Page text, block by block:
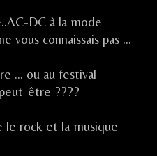
on DC à la mode
vous connaissais pas …
… ou au festival
être ????
le rock et la musique